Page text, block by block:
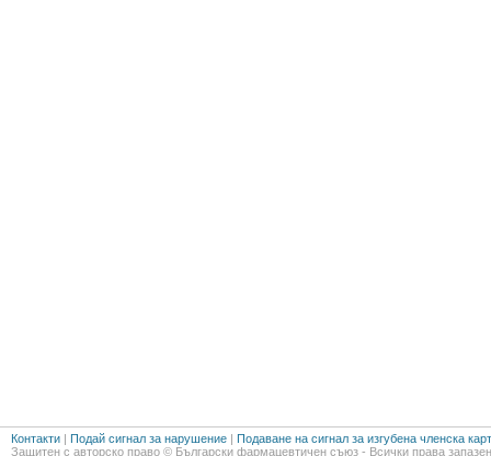
Контакти | Подай сигнал за нарушение | Подаване на сигнал за изгубена членска
Защитен с авторско право © Български фармацевтичен съюз - Всички права